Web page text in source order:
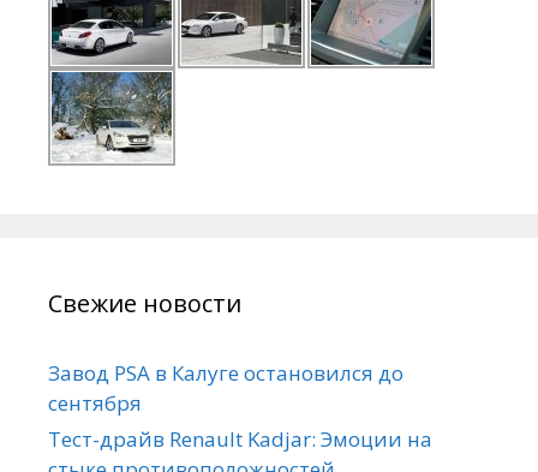
Свежие новости
Завод PSA в Калуге остановился до
сентября
Тест-драйв Renault Kadjar: Эмоции на